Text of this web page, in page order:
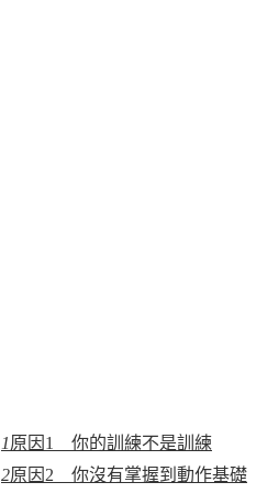
1原因1 你的訓練不是訓練
2原因2 你沒有掌握到動作基礎